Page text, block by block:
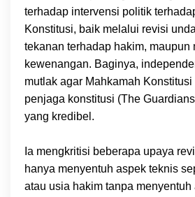
terhadap intervensi politik
Konstitusi, baik melalui revisi
tekanan terhadap hakim, maupun
kewenangan. Baginya,
mutlak agar Mahkamah
penjaga konstitusi (The
yang kredibel.
Ia mengkritisi beberapa upaya
hanya menyentuh aspek teknis
atau usia hakim tanpa menyentuh